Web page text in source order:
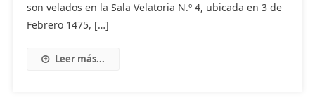
son velados en la Sala Velatoria N.º 4, ubicada en 3 de
Febrero 1475, […]
Leer más...